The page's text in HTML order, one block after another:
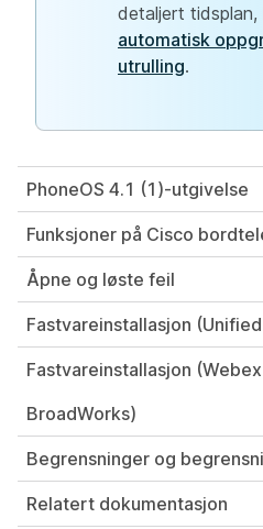
detaljert tidsplan,
automatisk
utrulling.
PhoneOS 4.1 (1)-utgivelse
Funksjoner på Cisco
Åpne og løste feil
Fastvareinstallasjon
Fastvareinstallasjon
BroadWorks)
Begrensninger og
Relatert dokumentasjon